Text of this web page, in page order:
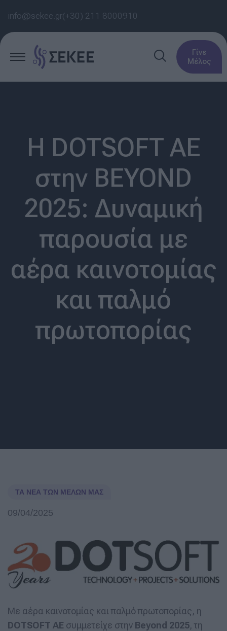
info@sekee.gr(+30) 211 8000910
Γίνε
Μέλος
Η DOTSOFT ΑΕ
στην BEYOND
2025: Δυναμική
παρουσία με
αέρα καινοτομίας
και παλμό
πρωτοπορίας
ΤΑ ΝΈΑ ΤΩΝ ΜΕΛΏΝ ΜΑΣ
09/04/2025
Με αέρα καινοτομίας και παλμό πρωτοπορίας, η
DOTSOFT AE συμμετείχε στην Beyond 2025, τη